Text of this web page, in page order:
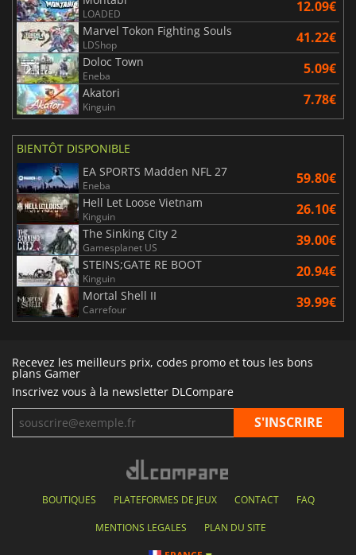
LOADED 12.09€
Marvel Tokon Fighting Souls
LDShop 41.22€
Doloc Town
Eneba 5.09€
Akatori
Kinguin 7.78€
BIENTÔT DISPONIBLE
EA SPORTS Madden NFL 27
Eneba 59.80€
Hell Let Loose Vietnam
Kinguin 26.10€
The Sinking City 2
Gamesplanet US 39.00€
STEINS;GATE RE BOOT
Kinguin 20.94€
Mortal Shell II
Carrefour 39.99€
Recevez les meilleurs prix, codes promo et tous les bons
plans Gamer
Inscrivez vous à la newsletter DLCompare
BOUTIQUES PLATEFORMES DE JEUX CONTACT FAQ
MENTIONS LEGALES PLAN DU SITE